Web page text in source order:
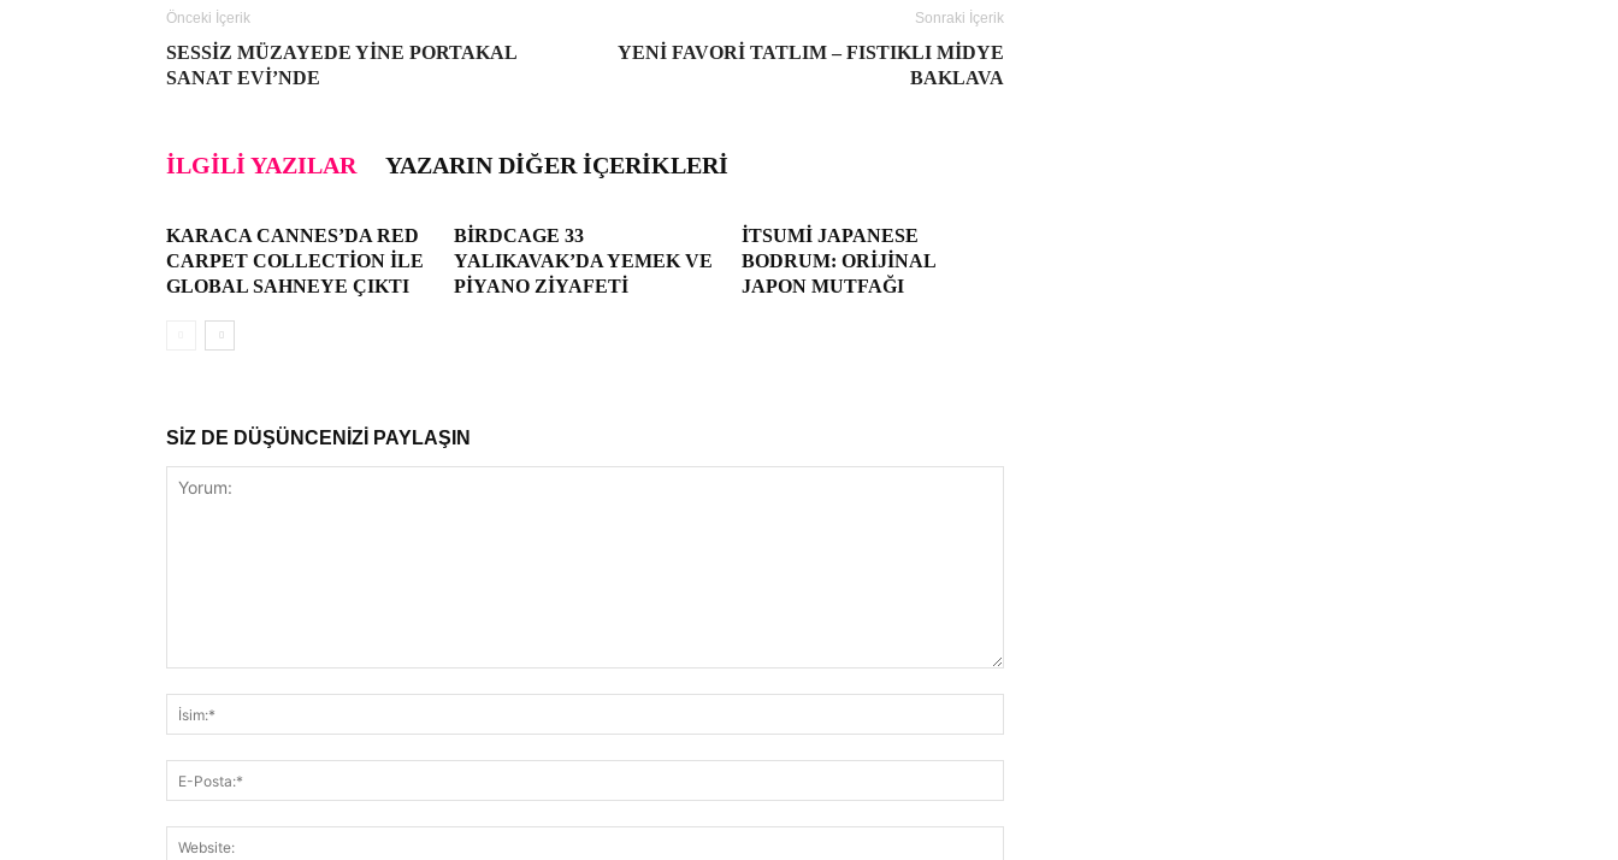
Önceki İçerik
SESSIZ MÜZAYEDE YINE PORTAKAL
SANAT EVI’NDE
Sonraki İçerik
YENI FAVORI TATLIM – FISTIKLI MIDYE
BAKLAVA
İLGILI YAZILAR YAZARIN DIĞER İÇERIKLERI
KARACA CANNES’DA RED
CARPET COLLECTION ILE
GLOBAL SAHNEYE ÇIKTI
BIRDCAGE 33
YALIKAVAK’DA YEMEK VE
PIYANO ZIYAFETI
İTSUMI JAPANESE
BODRUM: ORIJINAL
JAPON MUTFAĞI
SİZ DE DÜŞÜNCENİZİ PAYLAŞIN